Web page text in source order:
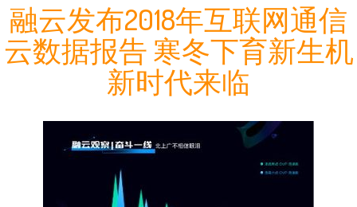
融云发布2018年互联网通信
云数据报告 寒冬下育新生机
新时代来临